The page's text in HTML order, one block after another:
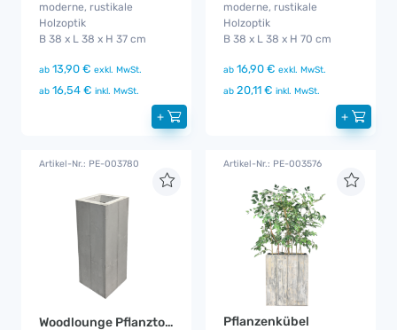
moderne, rustikale
Holzoptik
B 38 x L 38 x H 37 cm
ab 13,90 € exkl. MwSt.
ab 16,54 € inkl. MwSt.
+
moderne, rustikale
Holzoptik
B 38 x L 38 x H 70 cm
ab 16,90 € exkl. MwSt.
ab 20,11 € inkl. MwSt.
+
Artikel-Nr.: PE-003780
Woodlounge Pflanztopf groß
Artikel-Nr.: PE-003576
Pflanzenkübel